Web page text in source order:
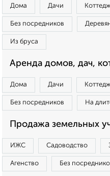
Дома Дачи
Без посредников
Из бруса
Аренда домов, дач,
Дома Дачи
Без посредников На
Продажа земельных
ИЖС Садоводство
Агенство Без